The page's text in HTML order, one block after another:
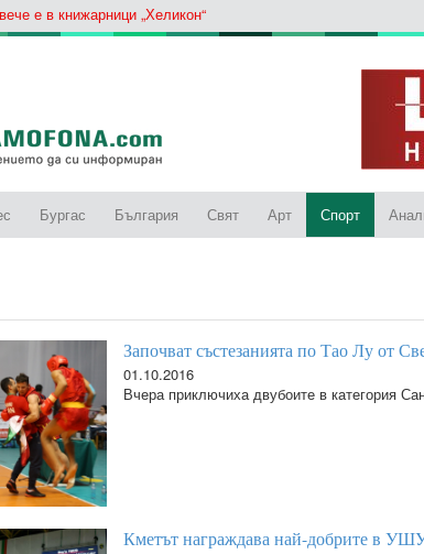
е в книжарници „Хеликон“
Бургас България Свят Арт Спорт
Започват състезанията по Тао Лу от
01.10.2016
Вчера приключиха двубоите в категория
Кметът награждава най-добрите в